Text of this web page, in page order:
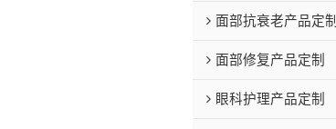
面部抗衰老产品定制
面部修复产品定制
眼科护理产品定制